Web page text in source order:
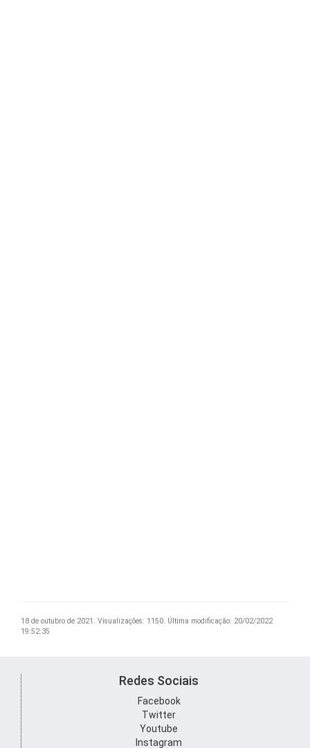
18 de outubro de 2021. Visualizações: 1150. Última modificação: 20/02/2022
19:52:35
Redes Sociais
Facebook
Twitter
Youtube
Instagram